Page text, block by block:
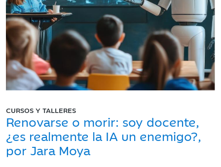
CURSOS Y TALLERES
Renovarse o morir: soy docente,
¿es realmente la IA un enemigo?,
por Jara Moya